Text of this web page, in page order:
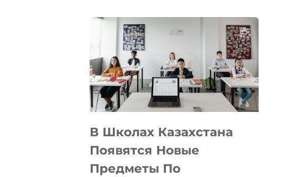
DEAL
VELOCITY
MOST
—
МЕЖДУНАРОДНУЮ
ДЛЯ
ТЕХНОЛОГИЧЕСКИХ
СТАРТАПОВ
В Школах Казахстана
Появятся Новые
Предметы По